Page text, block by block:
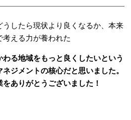
したら現状より良くなるか、本来
える力が養われた
る地域をもっと良くしたいという
ジメントの核心だと思いました。
ありがとうございました！